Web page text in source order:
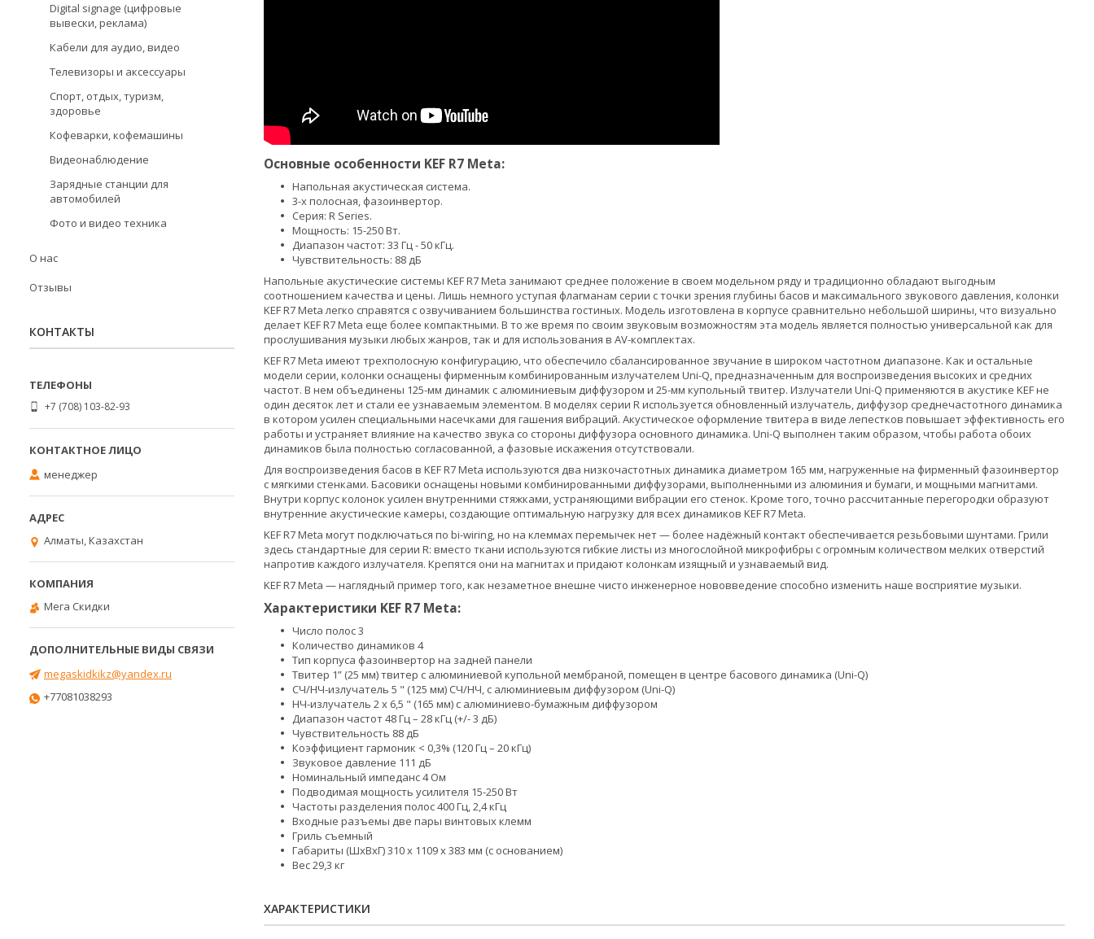
Основные особенности KEF R7 Meta:
Напольная акустическая система.
3-х полосная, фазоинвертор.
Серия: R Series.
Мощность: 15-250 Вт.
Диапазон частот: 33 Гц - 50 кГц.
Чувствительность: 88 дБ
Напольные акустические системы KEF R7 Meta занимают среднее положение в своем модельном ряду и традиционно обладают выгодным
соотношением качества и цены. Лишь немного уступая флагманам серии с точки зрения глубины басов и максимального звукового давления, колонки
KEF R7 Meta легко справятся с озвучиванием большинства гостиных. Модель изготовлена в корпусе сравнительно небольшой ширины, что визуально
делает KEF R7 Meta еще более компактными. В то же время по своим звуковым возможностям эта модель является полностью универсальной как для
прослушивания музыки любых жанров, так и для использования в AV-комплектах.
KEF R7 Meta имеют трехполосную конфигурацию, что обеспечило сбалансированное звучание в широком частотном диапазоне. Как и остальные
модели серии, колонки оснащены фирменным комбинированным излучателем Uni-Q, предназначенным для воспроизведения высоких и средних
частот. В нем объединены 125-мм динамик с алюминиевым диффузором и 25-мм купольный твитер. Излучатели Uni-Q применяются в акустике KEF не
один десяток лет и стали ее узнаваемым элементом. В моделях серии R используется обновленный излучатель, диффузор среднечастотного динамика
в котором усилен специальными насечками для гашения вибраций. Акустическое оформление твитера в виде лепестков повышает эффективность его
работы и устраняет влияние на качество звука со стороны диффузора основного динамика. Uni-Q выполнен таким образом, чтобы работа обоих
динамиков была полностью согласованной, а фазовые искажения отсутствовали.
Для воспроизведения басов в KEF R7 Meta используются два низкочастотных динамика диаметром 165 мм, нагруженные на фирменный фазоинвертор
с мягкими стенками. Басовики оснащены новыми комбинированными диффузорами, выполненными из алюминия и бумаги, и мощными магнитами.
Внутри корпус колонок усилен внутренними стяжками, устраняющими вибрации его стенок. Кроме того, точно рассчитанные перегородки образуют
внутренние акустические камеры, создающие оптимальную нагрузку для всех динамиков KEF R7 Meta.
KEF R7 Meta могут подключаться по bi-wiring, но на клеммах перемычек нет — более надёжный контакт обеспечивается резьбовыми шунтами. Грили
здесь стандартные для серии R: вместо ткани используются гибкие листы из многослойной микрофибры с огромным количеством мелких отверстий
напротив каждого излучателя. Крепятся они на магнитах и придают колонкам изящный и узнаваемый вид.
KEF R7 Meta — наглядный пример того, как незаметное внешне чисто инженерное нововведение способно изменить наше восприятие музыки.
Характеристики KEF R7 Meta:
Число полос 3
Количество динамиков 4
Тип корпуса фазоинвертор на задней панели
Твитер 1” (25 мм) твитер с алюминиевой купольной мембраной, помещен в центре басового динамика (Uni-Q)
СЧ/НЧ-излучатель 5 " (125 мм) СЧ/НЧ, с алюминиевым диффузором (Uni-Q)
НЧ-излучатель 2 х 6,5 " (165 мм) с алюминиево-бумажным диффузором
Диапазон частот 48 Гц – 28 кГц (+/- 3 дБ)
Чувствительность 88 дБ
Коэффициент гармоник < 0,3% (120 Гц – 20 кГц)
Звуковое давление 111 дБ
Номинальный импеданс 4 Ом
Подводимая мощность усилителя 15-250 Вт
Частоты разделения полос 400 Гц, 2,4 кГц
Входные разъемы две пары винтовых клемм
Гриль съемный
Габариты (ШхВхГ) 310 x 1109 x 383 мм (с основанием)
Вес 29,3 кг
ХАРАКТЕРИСТИКИ
Digital signage (цифровые
вывески, реклама)
Кабели для аудио, видео
Телевизоры и аксессуары
Спорт, отдых, туризм,
здоровье
Кофеварки, кофемашины
Видеонаблюдение
Зарядные станции для
автомобилей
Фото и видео техника
О нас
Отзывы
КОНТАКТЫ
+7 (708) 103-82-93
менеджер
Алматы, Казахстан
Мега Скидки
megaskidkikz@yandex.ru
+77081038293